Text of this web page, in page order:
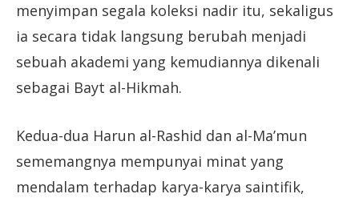
menyimpan segala koleksi nadir itu, sekaligus
ia secara tidak langsung berubah menjadi
sebuah akademi yang kemudiannya dikenali
sebagai Bayt al-Hikmah.
Kedua-dua Harun al-Rashid dan al-Ma’mun
sememangnya mempunyai minat yang
mendalam terhadap karya-karya saintifik,